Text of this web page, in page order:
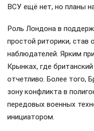
ВСУ ещё нет, но планы
Роль Лондона в
простой риторики, став
наблюдателей. Ярким
Крынках, где
отчетливо. Более того,
зону конфликта в
передовых военных
инициатором.